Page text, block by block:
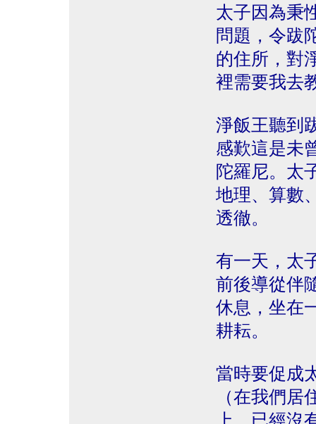
太子因為秉
問題，令跋
的住所，對
裡需要我去
淨飯王聽到
感歎這是未
陀羅尼。太
地理、算數
透徹。
有一天，太
前後導從伴
休息，坐在
耕耘。
當時要促成
（在我們
上，已經